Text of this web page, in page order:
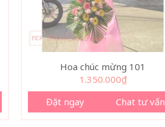
Hoa chúc mừng 101
1.350.000₫
Đặt ngay
Chat tư vấn